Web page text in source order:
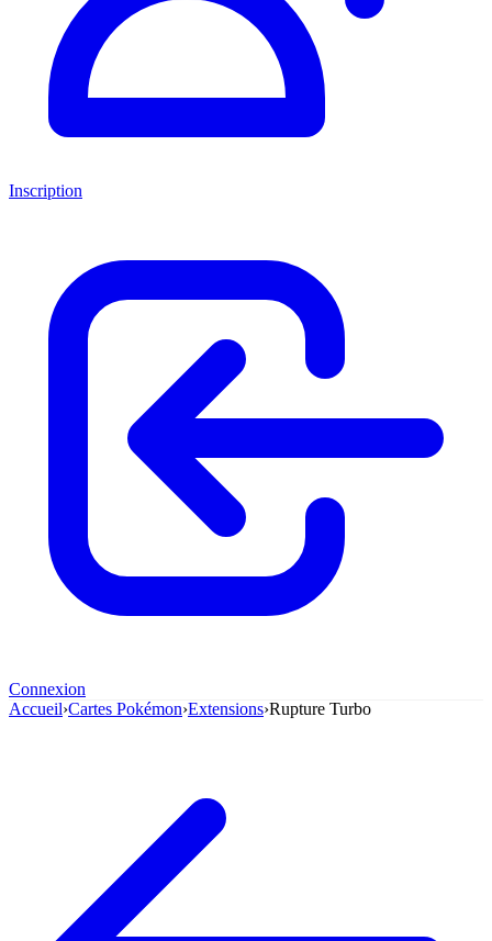
Inscription
Connexion
Accueil›Cartes Pokémon›Extensions›Rupture Turbo